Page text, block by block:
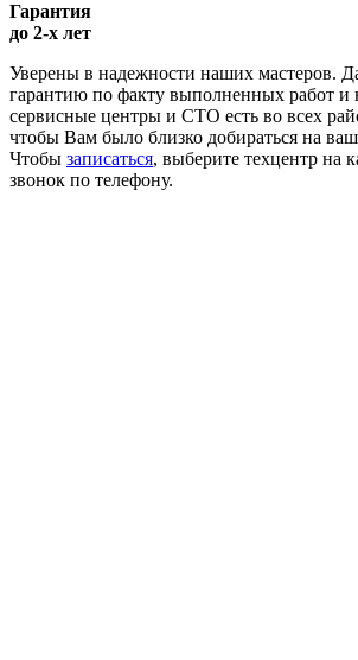
Гарантия
до 2-х лет
Уверены в надежности наших мастеров.
гарантию по факту выполненных работ и
сервисные центры и СТО есть во всех
чтобы Вам было близко добираться на
Чтобы записаться, выберите техцентр на
звонок по телефону.